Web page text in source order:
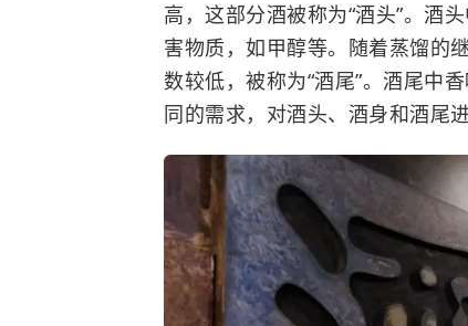
高，这部分酒被称为“酒头”。酒
害物质，如甲醇等。随着蒸馏的
数较低，被称为“酒尾”。酒尾中
同的需求，对酒头、酒身和酒尾